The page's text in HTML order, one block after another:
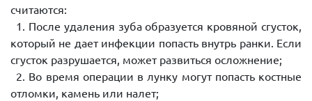
считаются:
1. После удаления зуба образуется кровяной сгусток,
который не дает инфекции попасть внутрь ранки. Если
сгусток разрушается, может развиться осложнение;
2. Во время операции в лунку могут попасть костные
отломки, камень или налет;